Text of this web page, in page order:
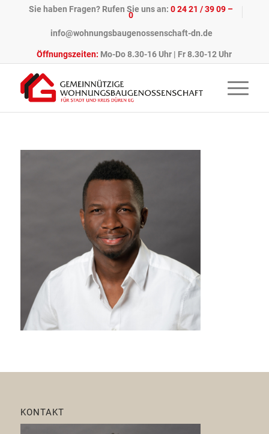
Sie haben Fragen? Rufen Sie uns an:0 24 21 / 39 09 –
0
info@wohnungsbaugenossenschaft-dn.de
Öffnungszeiten: Mo-Do 8.30-16 Uhr | Fr 8.30-12 Uhr
KONTAKT